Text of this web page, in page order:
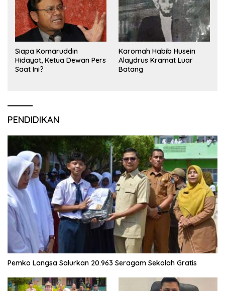
Siapa Komaruddin
Hidayat, Ketua Dewan Pers
Saat Ini?
Karomah Habib Husein
Alaydrus Kramat Luar
Batang
PENDIDIKAN
Pemko Langsa Salurkan 20.963 Seragam Sekolah Gratis